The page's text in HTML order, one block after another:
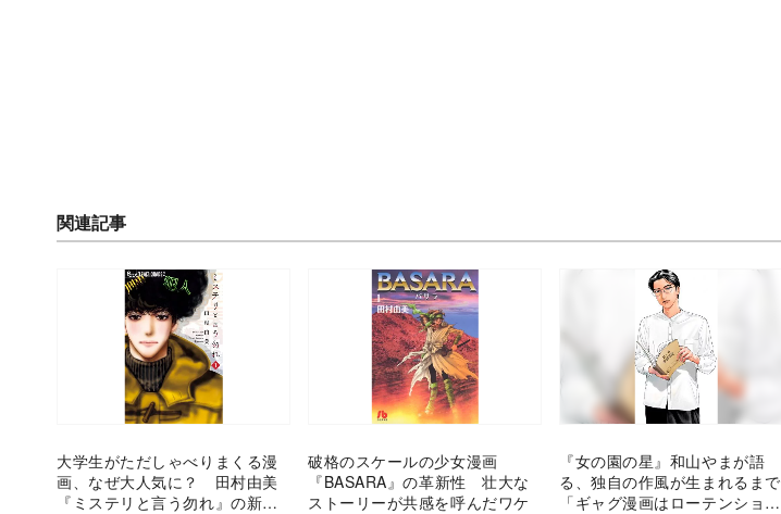
関連記事
大学生がただしゃべりまくる漫
画、なぜ大人気に？ 田村由美
『ミステリと言う勿れ』の新鮮
破格のスケールの少女漫画
『BASARA』の革新性 壮大な
ストーリーが共感を呼んだワケ
『女の園の星』和山やまが語
る、独自の作風が生まれるまで
「ギャグ漫画はローテンション